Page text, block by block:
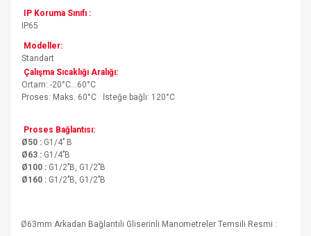
IP Koruma Sınıfı :
IP65
Modeller:
Standart
Çalışma Sıcaklığı Aralığı:
Ortam: -20°C…60°C
Proses: Maks. 60°C İsteğe bağlı: 120°C
Proses Bağlantısı:
Ø50 : G1/4’’ B
Ø63 : G1/4’’B
Ø100 : G1/2’’B, G1/2’’B
Ø160 : G1/2’’B, G1/2’’B
Ø63mm Arkadan Bağlantılı Gliserinli Manometreler Temsili Resmi :